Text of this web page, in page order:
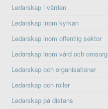
Ledarskap i vården
Ledarskap inom kyrkan
Ledarskap inom offentlig sektor
Ledarskap inom vård och omsorg
Ledarskap och organisationer
Ledarskap och roller
Ledarskap på distans